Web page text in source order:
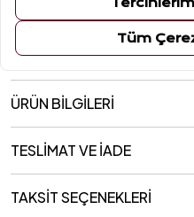
Beden
ÜRÜN BİLGİLERİ
TESLİMAT VE İADE
TAKSİT SEÇENEKLERİ